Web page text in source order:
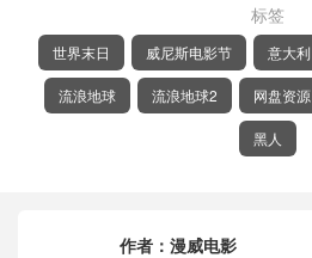
标签
世界末日 威尼斯电影节 意大利
流浪地球 流浪地球2 网盘资源
黑人
作者： 漫威电影